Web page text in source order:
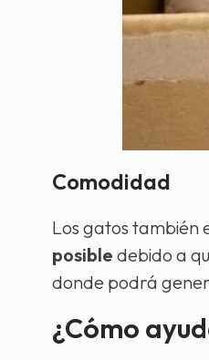
Comodidad
Los gatos también
posible debido a
donde podrá
¿Cómo